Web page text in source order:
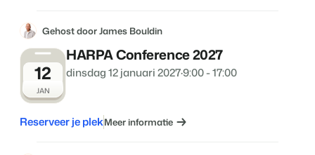
Gehost door James Bouldin
12
JAN
HARPA Conference 2027
dinsdag 12 januari 2027·9:00 - 17:00
Reserveer je plekMeer informatie